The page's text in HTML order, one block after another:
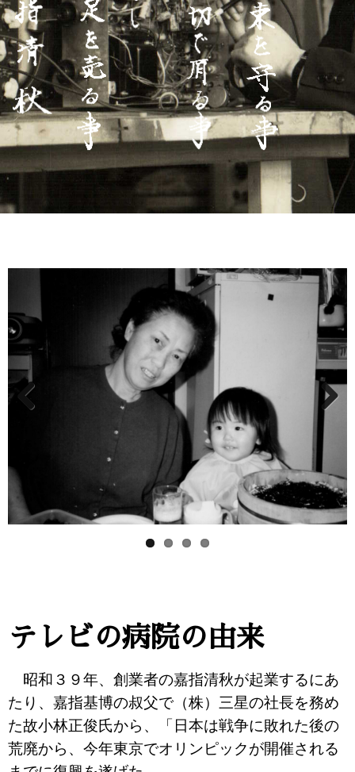
us
Ne
テレビの病院の由来
昭和３９年、創業者の嘉指清秋が起業するにあ
たり、嘉指基博の叔父で（株）三星の社長を務め
た故小林正俊氏から、「日本は戦争に敗れた後の
荒廃から、今年東京でオリンピックが開催される